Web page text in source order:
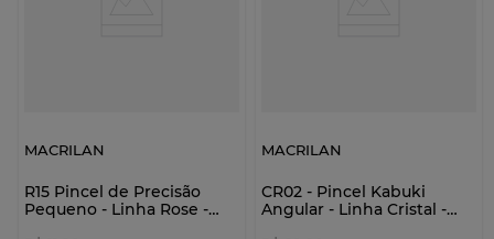
MACRILAN
R15 Pincel de Precisão
Pequeno - Linha Rose -
MACRILAN
CR02 - Pincel Kabuki
Angular - Linha Cristal -